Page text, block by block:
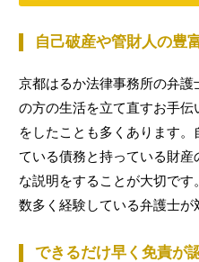
自己破産や管財人の豊
京都はるか法律事務所の弁護
の方の生活を立て直すお手
をしたことも多くあります
ている債務と持っている財
な説明をすることが大切で
数多く経験している弁護士が
できるだけ早く免責が